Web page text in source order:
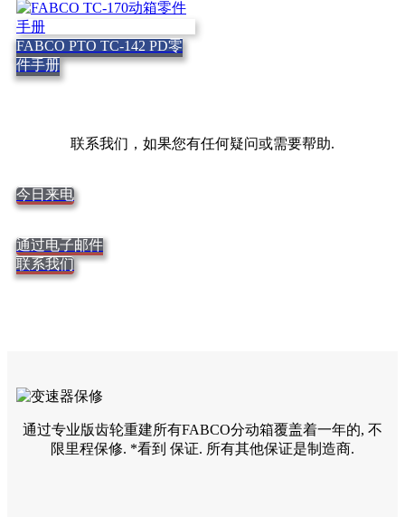
FABCO PTO TC-142 PD零
件手册
联系我们，如果您有任何疑问或需要帮助.
今日来电
通过电子邮件
联系我们
通过专业版齿轮重建所有FABCO分动箱覆盖着一年的, 不
限里程保修. *看到 保证. 所有其他保证是制造商.